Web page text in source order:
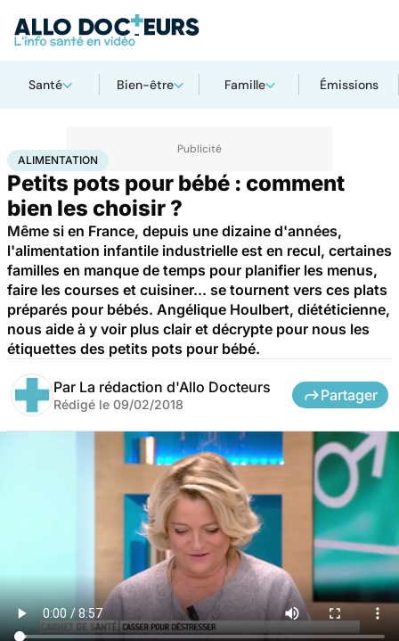
Santé Bien-être Famille Émissions
AccueilBien-être Nutrition Alimentation
ALIMENTATION
Petits pots pour bébé : comment
bien les choisir ?
Même si en France, depuis une dizaine d'années,
l'alimentation infantile industrielle est en recul, certaines
familles en manque de temps pour planifier les menus,
faire les courses et cuisiner... se tournent vers ces plats
préparés pour bébés. Angélique Houlbert, diététicienne,
nous aide à y voir plus clair et décrypte pour nous les
étiquettes des petits pots pour bébé.
Par La rédaction d'Allo Docteurs
Rédigé le 09/02/2018
Partager